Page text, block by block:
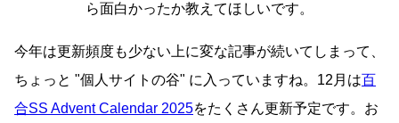
ら面白かったか教えてほしいです。
今年は更新頻度も少ない上に変な記事が続いてしまって、
ちょっと
個人サイトの谷 に入っていますね。12月は百
合SS Advent Calendar 2025をたくさん更新予定です。お